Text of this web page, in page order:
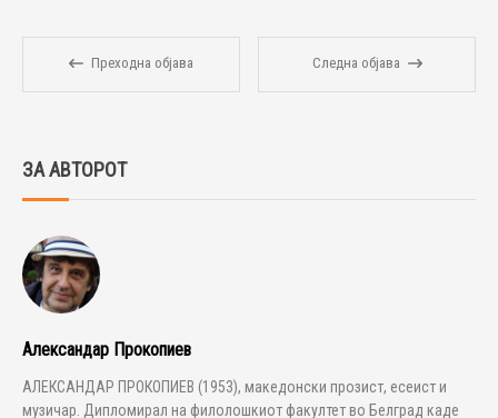
Преходна објава Следна објава
ЗА АВТОРОТ
Александар Прокопиев
АЛЕКСАНДАР ПРОКОПИЕВ (1953), македонски прозист, есеист и
музичар. Дипломирал на филолошкиот факултет во Белград каде